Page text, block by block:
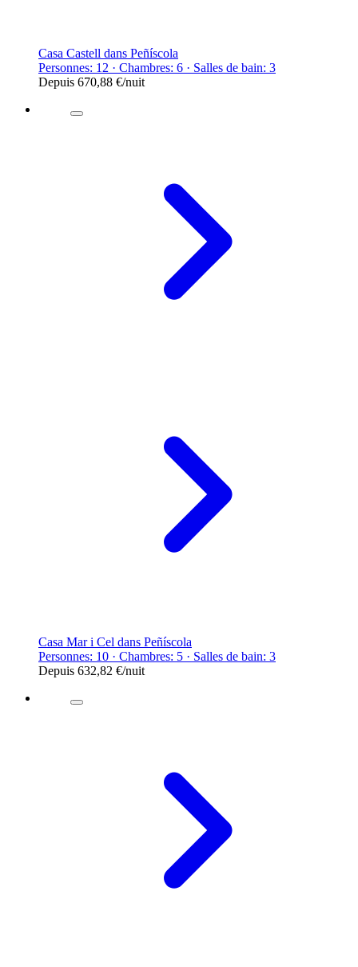
Casa Castell dans Peñíscola
Personnes: 12 · Chambres: 6 · Salles de bain: 3
Depuis 670,88 €/nuit
Casa Mar i Cel dans Peñíscola
Personnes: 10 · Chambres: 5 · Salles de bain: 3
Depuis 632,82 €/nuit